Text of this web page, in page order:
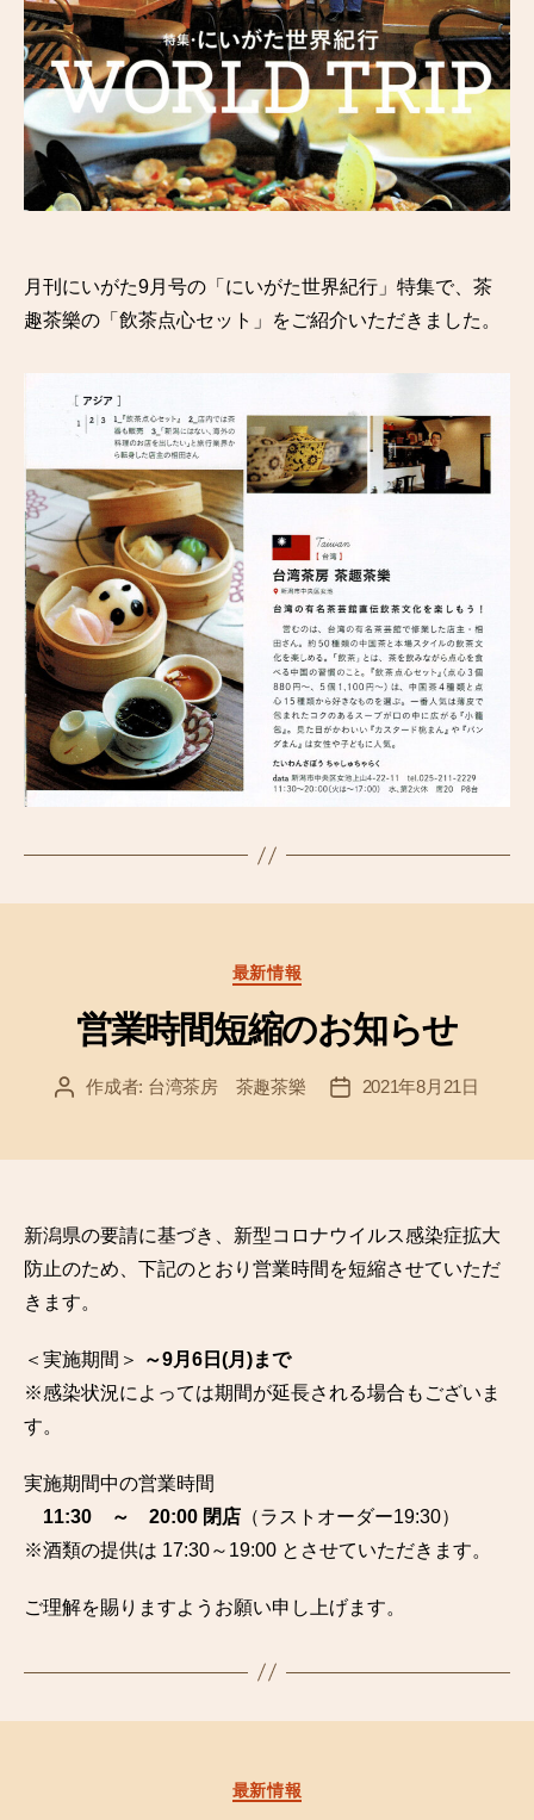
月刊にいがた9月号の「にいがた世界紀行」特集で、茶
趣茶樂の「飲茶点心セット」をご紹介いただきました。
カ
テ
ゴ
リ
最新情報
営業時間短縮のお知らせ
投 作成者: 台湾茶房 茶趣茶樂
投
2021年8月21日
新潟県の要請に基づき、新型コロナウイルス感染症拡大
防止のため、下記のとおり営業時間を短縮させていただ
きます。
＜実施期間＞
～9月6日(月)まで
※感染状況によっては期間が延長される場合もございま
す。
実施期間中の営業時間
11:30 ～ 20:00 閉店 （ラストオーダー19:30）
※酒類の提供は 17:30～19:00 とさせていただきます。
ご理解を賜りますようお願い申し上げます。
カ
テ
最新情報